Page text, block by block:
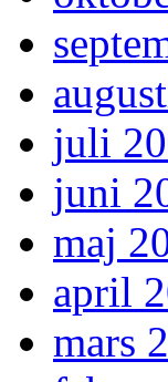
juli
juni
maj
april
mars